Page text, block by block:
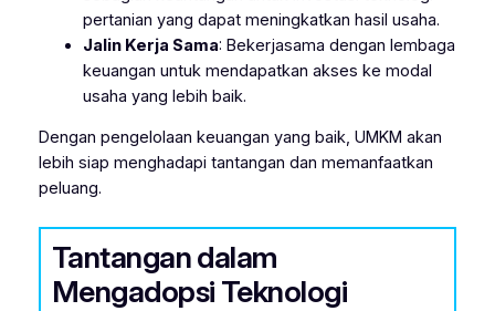
pertanian yang dapat meningkatkan hasil usaha.
Jalin Kerja Sama: Bekerjasama dengan lembaga
keuangan untuk mendapatkan akses ke modal
usaha yang lebih baik.
Dengan pengelolaan keuangan yang baik, UMKM akan
lebih siap menghadapi tantangan dan memanfaatkan
peluang.
Tantangan dalam
Mengadopsi Teknologi